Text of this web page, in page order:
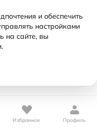
Избранное Профиль
и обеспечить
настройками
на сайте, вы